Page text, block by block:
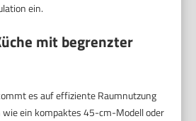
ein.
mit begrenzter
es auf effiziente Raumnutzung
ein kompaktes 45-cm-Modell oder